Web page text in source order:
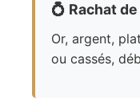
💍 Rachat
Or, argent,
ou cassés,